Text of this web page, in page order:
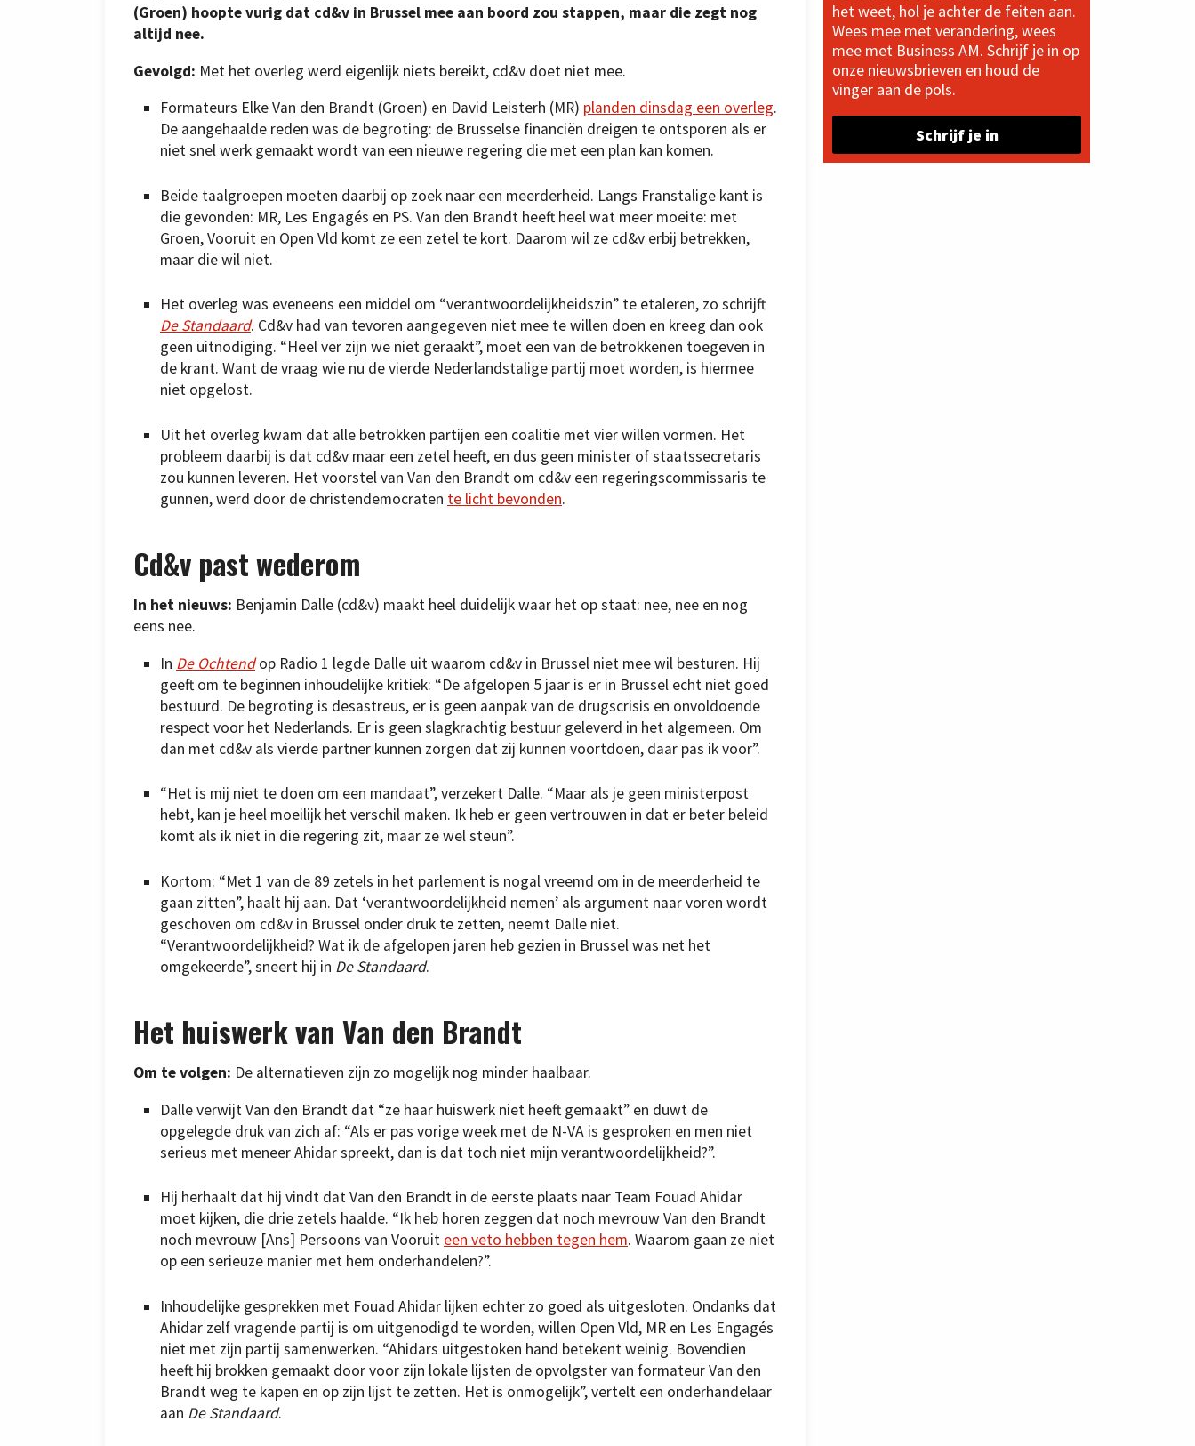
(Groen) hoopte vurig dat cd&v in Brussel mee aan boord zou stappen, maar die zegt nog
altijd nee.
Gevolgd: Met het overleg werd eigenlijk niets bereikt, cd&v doet niet mee.
Formateurs Elke Van den Brandt (Groen) en David Leisterh (MR) planden dinsdag een overleg.
De aangehaalde reden was de begroting: de Brusselse financiën dreigen te ontsporen als er
niet snel werk gemaakt wordt van een nieuwe regering die met een plan kan komen.
Beide taalgroepen moeten daarbij op zoek naar een meerderheid. Langs Franstalige kant is
die gevonden: MR, Les Engagés en PS. Van den Brandt heeft heel wat meer moeite: met
Groen, Vooruit en Open Vld komt ze een zetel te kort. Daarom wil ze cd&v erbij betrekken,
maar die wil niet.
Het overleg was eveneens een middel om “verantwoordelijkheidszin” te etaleren, zo schrijft
De Standaard. Cd&v had van tevoren aangegeven niet mee te willen doen en kreeg dan ook
geen uitnodiging. “Heel ver zijn we niet geraakt”, moet een van de betrokkenen toegeven in
de krant. Want de vraag wie nu de vierde Nederlandstalige partij moet worden, is hiermee
niet opgelost.
Uit het overleg kwam dat alle betrokken partijen een coalitie met vier willen vormen. Het
probleem daarbij is dat cd&v maar een zetel heeft, en dus geen minister of staatssecretaris
zou kunnen leveren. Het voorstel van Van den Brandt om cd&v een regeringscommissaris te
gunnen, werd door de christendemocraten te licht bevonden.
Cd&v past wederom
In het nieuws: Benjamin Dalle (cd&v) maakt heel duidelijk waar het op staat: nee, nee en nog
eens nee.
In De Ochtendop Radio 1 legde Dalle uit waarom cd&v in Brussel niet mee wil besturen. Hij
geeft om te beginnen inhoudelijke kritiek: “De afgelopen 5 jaar is er in Brussel echt niet goed
bestuurd. De begroting is desastreus, er is geen aanpak van de drugscrisis en onvoldoende
respect voor het Nederlands. Er is geen slagkrachtig bestuur geleverd in het algemeen. Om
dan met cd&v als vierde partner kunnen zorgen dat zij kunnen voortdoen, daar pas ik voor”.
“Het is mij niet te doen om een mandaat”, verzekert Dalle. “Maar als je geen ministerpost
hebt, kan je heel moeilijk het verschil maken. Ik heb er geen vertrouwen in dat er beter beleid
komt als ik niet in die regering zit, maar ze wel steun”.
Kortom: “Met 1 van de 89 zetels in het parlement is nogal vreemd om in de meerderheid te
gaan zitten”, haalt hij aan. Dat ‘verantwoordelijkheid nemen’ als argument naar voren wordt
geschoven om cd&v in Brussel onder druk te zetten, neemt Dalle niet.
“Verantwoordelijkheid? Wat ik de afgelopen jaren heb gezien in Brussel was net het
omgekeerde”, sneert hij in De Standaard.
Het huiswerk van Van den Brandt
Om te volgen: De alternatieven zijn zo mogelijk nog minder haalbaar.
Dalle verwijt Van den Brandt dat “ze haar huiswerk niet heeft gemaakt” en duwt de
opgelegde druk van zich af: “Als er pas vorige week met de N-VA is gesproken en men niet
serieus met meneer Ahidar spreekt, dan is dat toch niet mijn verantwoordelijkheid?”.
Hij herhaalt dat hij vindt dat Van den Brandt in de eerste plaats naar Team Fouad Ahidar
moet kijken, die drie zetels haalde. “Ik heb horen zeggen dat noch mevrouw Van den Brandt
noch mevrouw [Ans] Persoons van Vooruit een veto hebben tegen hem. Waarom gaan ze niet
op een serieuze manier met hem onderhandelen?”.
Inhoudelijke gesprekken met Fouad Ahidar lijken echter zo goed als uitgesloten. Ondanks dat
Ahidar zelf vragende partij is om uitgenodigd te worden, willen Open Vld, MR en Les Engagés
niet met zijn partij samenwerken. “Ahidars uitgestoken hand betekent weinig. Bovendien
heeft hij brokken gemaakt door voor zijn lokale lijsten de opvolgster van formateur Van den
Brandt weg te kapen en op zijn lijst te zetten. Het is onmogelijk”, vertelt een onderhandelaar
aan De Standaard.
het weet, hol je achter de feiten aan.
Wees mee met verandering, wees
mee met Business AM. Schrijf je in op
onze nieuwsbrieven en houd de
vinger aan de pols.
Schrijf je in